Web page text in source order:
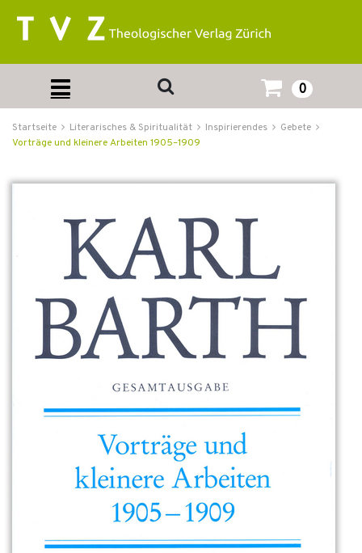
0
Startseite Literarisches & Spiritualität Inspirierendes
Gebete
Vorträge und kleinere Arbeiten 1905–1909